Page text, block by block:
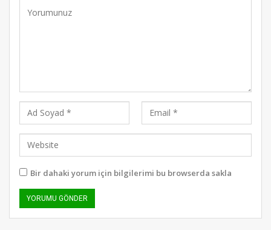
Bir dahaki yorum için bilgilerimi bu browserda sakla